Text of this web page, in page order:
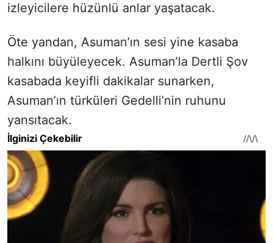
izleyicilere hüzünlü anlar yaşatacak.
Öte yandan, Asuman’ın sesi yine kasaba
halkını büyüleyecek. Asuman’la Dertli Şov
kasabada keyifli dakikalar sunarken,
Asuman’ın türküleri Gedelli’nin ruhunu
yansıtacak.